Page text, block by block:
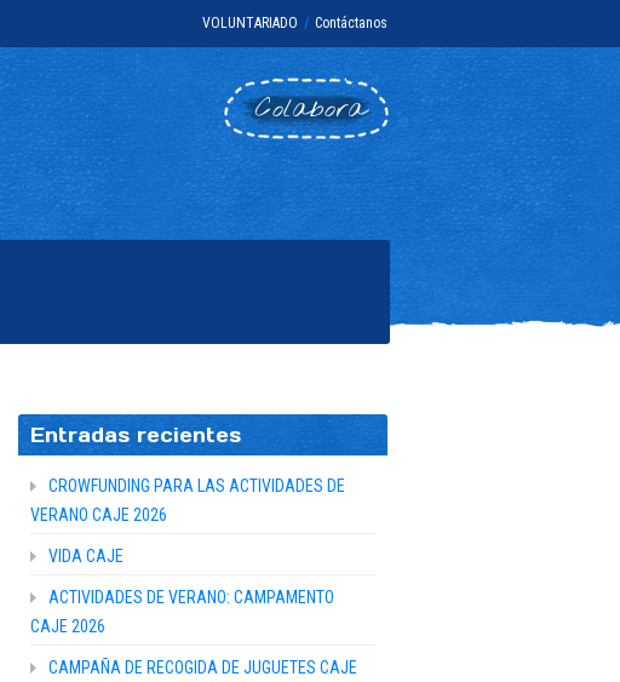
VOLUNTARIADO / Contáctanos
Colabora
Entradas recientes
CROWFUNDING PARA LAS ACTIVIDADES DE
VERANO CAJE 2026
VIDA CAJE
ACTIVIDADES DE VERANO: CAMPAMENTO
CAJE 2026
CAMPAÑA DE RECOGIDA DE JUGUETES CAJE